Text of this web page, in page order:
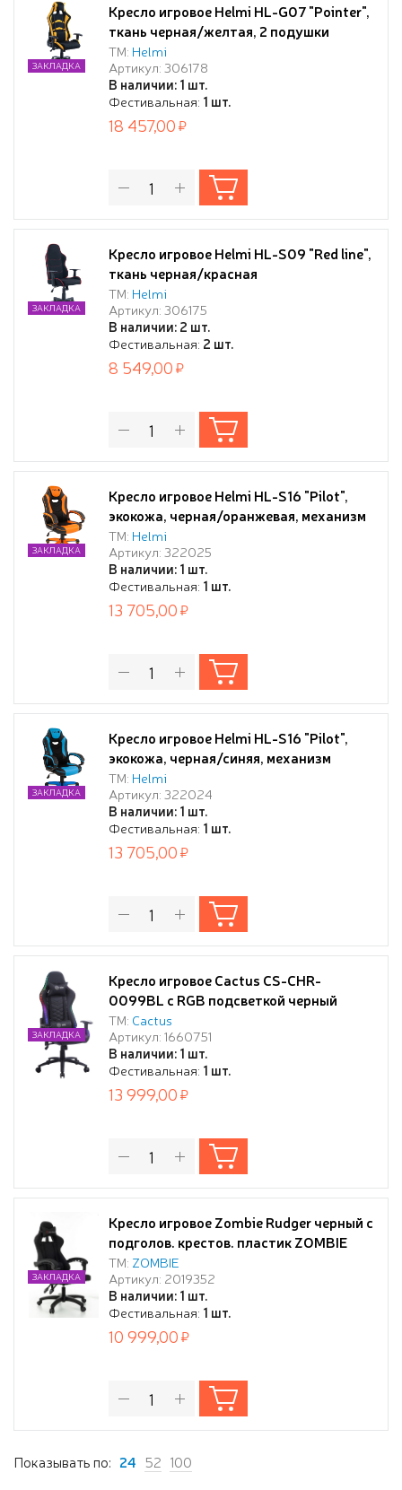
Кресло игровое Helmi HL-G07 "Pointer",
ткань черная/желтая, 2 подушки
ТМ: Helmi
Артикул: 306178
В наличии: 1 шт.
Фестивальная: 1 шт.
ЗАКЛАДКА
18 457,00
Кресло игровое Helmi HL-S09 "Red line",
ткань черная/красная
ТМ: Helmi
Артикул: 306175
В наличии: 2 шт.
Фестивальная: 2 шт.
ЗАКЛАДКА
8 549,00
Кресло игровое Helmi HL-S16 "Pilot",
экокожа, черная/оранжевая, механизм
качания
ТМ: Helmi
Артикул: 322025
В наличии: 1 шт.
Фестивальная: 1 шт.
ЗАКЛАДКА
13 705,00
Кресло игровое Helmi HL-S16 "Pilot",
экокожа, черная/синяя, механизм
качания
ТМ: Helmi
Артикул: 322024
В наличии: 1 шт.
Фестивальная: 1 шт.
ЗАКЛАДКА
13 705,00
Кресло игровое Cactus CS-CHR-
0099BL с RGB подсветкой черный
эко.кожа с подголов. крестов. сталь
ТМ: Cactus
Артикул: 1660751
В наличии: 1 шт.
Фестивальная: 1 шт.
ЗАКЛАДКА
13 999,00
Кресло игровое Zombie Rudger черный с
подголов. крестов. пластик ZOMBIE
RUDGER BLACK
ТМ: ZOMBIE
Артикул: 2019352
В наличии: 1 шт.
Фестивальная: 1 шт.
ЗАКЛАДКА
10 999,00
Показывать по: 24 52 100